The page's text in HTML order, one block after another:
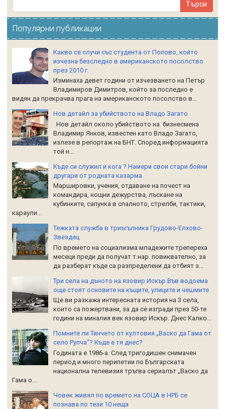
Популярни публикации
Какво се случи със студента от Попово, който
изчезна безследно в американското посолство
през 2010 г.
Изминаха девет години от изчезването на Петър
Владимиров Димитров, който за последно е
видян да прекрачва прага на американското посолство в...
Нов детайл за убийството на Владо Загато
Нов детайл около убийството на бизнесмена
Владимир Янков, известен като Владо Загато,
излезе в репортаж на БНТ. Според информацията
той н...
Къде си служил и кога ? Намери свои стари бойни
другари от родната казарма
Маршировки, учения, отдаване на почест на
командира, нощни дежурства, лъскане на
кубинките, сапунка в спалното, стрелби, тактики,
караули...
Тежката служба в триъгълника Грудово-Елхово-
Звездец
По времето на социализма младежите трепереха
месеци преди да получат т.нар. повиквателно, за
да разберат къде са разпределени да отбият з...
Три села на дъното на язовир Искър.Във водоема
още стоят основите на къщите, улиците и чешмите
Ще ви разкажа интересната история на 3 села,
които са пожертвани, за да се изгради през 50-те
години на миналия век язовир Искър. Днес Калко...
Помните ли Тинчето от култовия „Васко да Гама от
село Рупча“? Къде е тя днес?
Годината е 1986-а. След тригодишен снимачен
период и много перипетии по Българската
национална телевизия тръгва сериалът „Васко да
Гама о...
Човек живял по времето на СОЦА в НРБ се
познава по тези 10 неща